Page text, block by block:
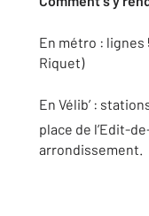
En métro : lignes
Riquet)
En Vélib’ :
place de l’Edit-
arrondissement.